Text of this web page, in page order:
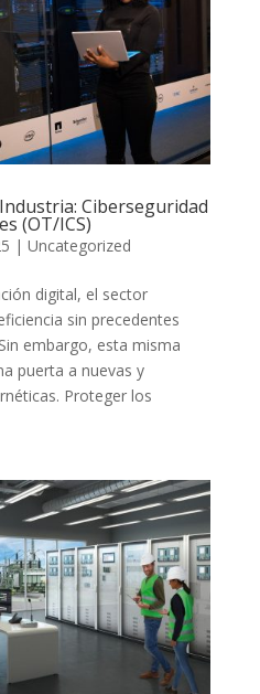
Ciberseguridad
(OT/ICS)
| Uncategorized
digital, el sector
sin precedentes
embargo, esta misma
puerta a nuevas y
Proteger los